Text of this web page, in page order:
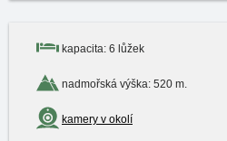
kapacita: 6 lůžek
nadmořská výška: 520 m.
kamery v okolí